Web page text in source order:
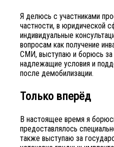
Я делюсь с участниками
частности, в юридической
индивидуальные
вопросам как получение
СМИ, выступаю и борюсь за
надлежащие условия и
после демобилизации.
Только вперёд
В настоящее время я
предоставлялось
также выступаю за